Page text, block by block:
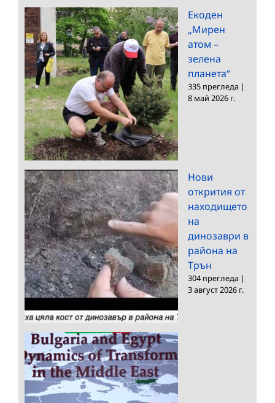
Екоден
„Мирен
атом –
зелена
планета“
335 прегледа |
8 май 2026 г.
Нови
открития от
находището
на
динозаври в
района на
Трън
304 прегледа |
3 август 2026 г.